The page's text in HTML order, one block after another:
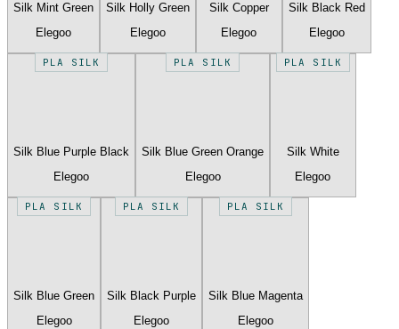
Silk Mint Green
Elegoo
Silk Holly Green
Elegoo
Silk Copper
Elegoo
Silk Black Red
Elegoo
PLA SILK
Silk Blue Purple Black
Elegoo
PLA SILK
Silk Blue Green Orange
Elegoo
PLA SILK
Silk White
Elegoo
PLA SILK
Silk Blue Green
Elegoo
PLA SILK
Silk Black Purple
Elegoo
PLA SILK
Silk Blue Magenta
Elegoo